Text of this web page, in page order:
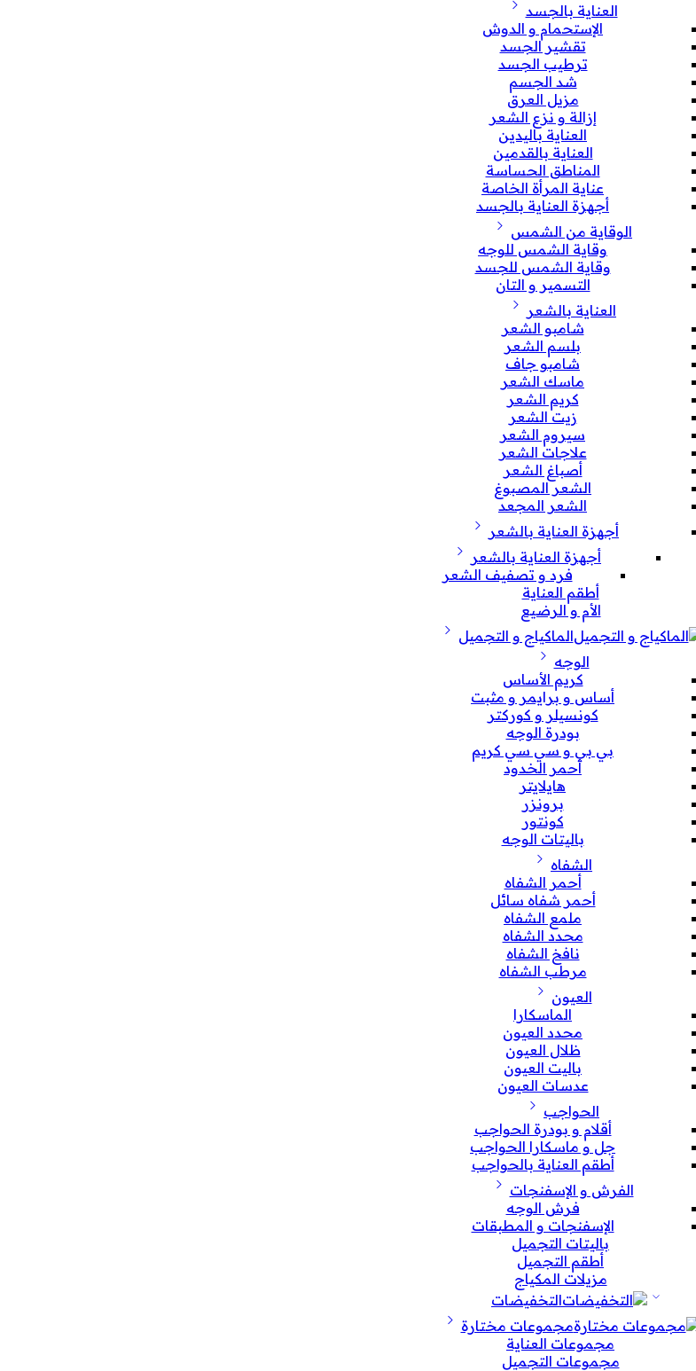
العناية بالجسد
الإستحمام و الدوش
تقشير الجسد
ترطيب الجسد
شد الجسم
مزيل العرق
إزالة و نزع الشعر
العناية باليدين
العناية بالقدمين
المناطق الحساسة
عناية المرأة الخاصة
أجهزة العناية بالجسد
الوقاية من الشمس
وقاية الشمس للوجه
وقاية الشمس للجسد
التسمير و التان
العناية بالشعر
شامبو الشعر
بلسم الشعر
شامبو جاف
ماسك الشعر
كريم الشعر
زيت الشعر
سيروم الشعر
علاجات الشعر
أصباغ الشعر
الشعر المصبوغ
الشعر المجعد
أجهزة العناية بالشعر
أجهزة العناية بالشعر
فرد و تصفيف الشعر
أطقم العناية
الأم و الرضيع
الماكياج و التجميل
الوجه
كريم الأساس
أساس و برايمر و مثبت
كونسيلر و كوركتر
بودرة الوجه
بي بي و سي سي كريم
أحمر الخدود
هايلايتر
برونزر
كونتور
باليتات الوجه
الشفاه
أحمر الشفاه
أحمر شفاه سائل
ملمع الشفاه
محدد الشفاه
نافخ الشفاه
مرطب الشفاه
العيون
الماسكارا
محدد العيون
ظلال العيون
باليت العيون
عدسات العيون
الحواجب
أقلام و بودرة الحواجب
جل و ماسكارا الحواجب
أطقم العناية بالحواجب
الفرش و الإسفنجات
فرش الوجه
الإسفنجات و المطبقات
باليتات التجميل
أطقم التجميل
مزيلات المكياج
التخفيضات
مجموعات مختارة
مجموعات العناية
مجموعات التجميل